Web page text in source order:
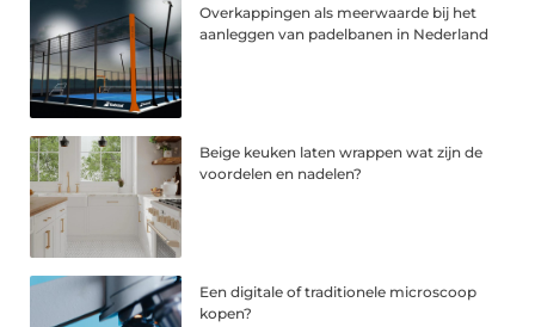
Overkappingen als meerwaarde bij het
aanleggen van padelbanen in Nederland
Beige keuken laten wrappen wat zijn de
voordelen en nadelen?
Een digitale of traditionele microscoop
kopen?